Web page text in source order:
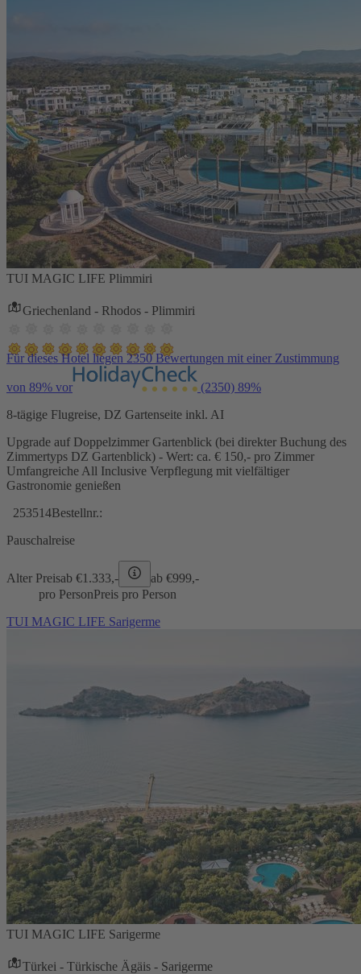
TUI MAGIC LIFE Plimmiri
Griechenland - Rhodos - Plimmiri
Für dieses Hotel liegen 2350 Bewertungen mit einer Zustimmung
von 89% vor (2350) 89%
8-tägige Flugreise, DZ Gartenseite inkl. AI
Upgrade auf Doppelzimmer Gartenblick (bei direkter Buchung des
Zimmertyps DZ Gartenblick) - Wert: ca. € 150,- pro Zimmer
Umfangreiche All Inclusive Verpflegung mit vielfältiger
Gastronomie genießen
253514Bestellnr.:
Pauschalreise
Alter Preisab €1.333,- ab €999,-
pro PersonPreis pro Person
TUI MAGIC LIFE Sarigerme
TUI MAGIC LIFE Sarigerme
Türkei - Türkische Ägäis - Sarigerme